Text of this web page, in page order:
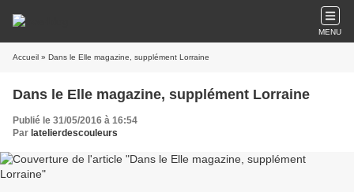
MENU
Accueil » Dans le Elle magazine, supplément Lorraine
Dans le Elle magazine, supplément Lorraine
Publié le 31/05/2016 à 16:54
Par latelierdescouleurs